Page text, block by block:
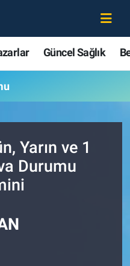
Güncel Sağlık
Yarın ve 1
Durumu
ve Fikstür